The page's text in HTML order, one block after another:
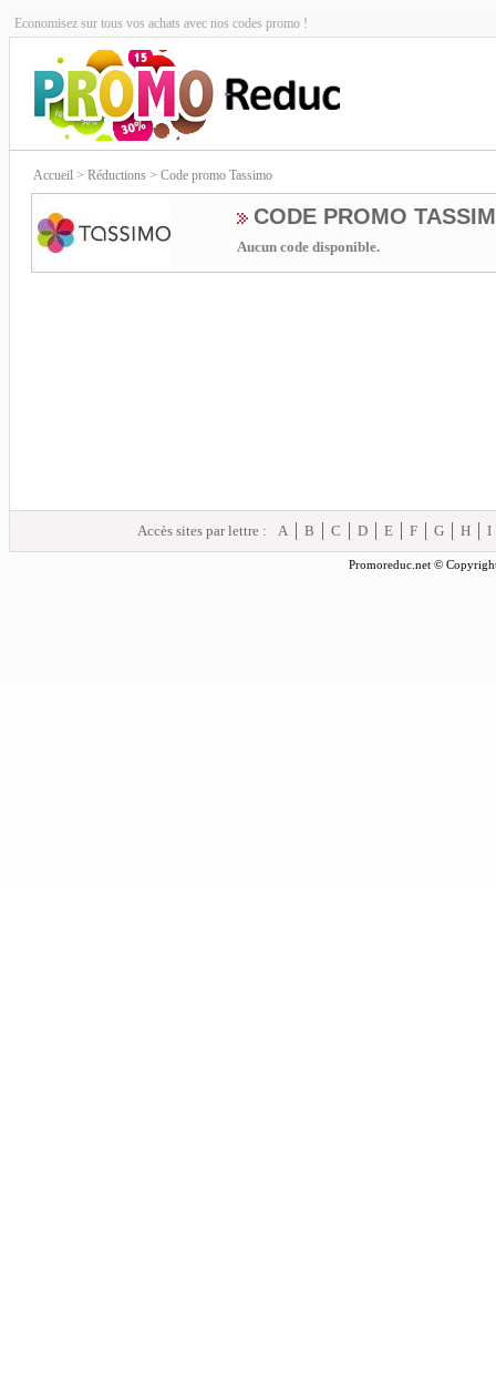
Economisez sur tous vos achats avec nos codes promo !
Accueil > Réductions > Code promo Tassimo
CODE PROMO
Aucun code disponible.
Accès sites par lettre : A B C D E F G H I
Promoreduc.net ©